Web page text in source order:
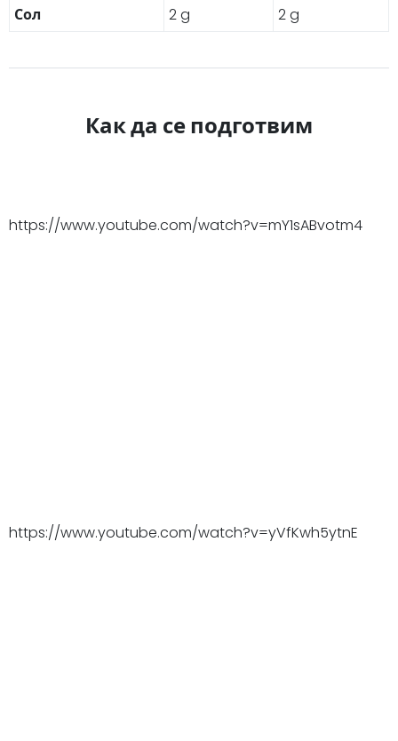
Сол 2 g 2 g
Как да се подготвим
https://www.youtube.com/watch?v=mY1sABvotm4
https://www.youtube.com/watch?v=yVfKwh5ytnE